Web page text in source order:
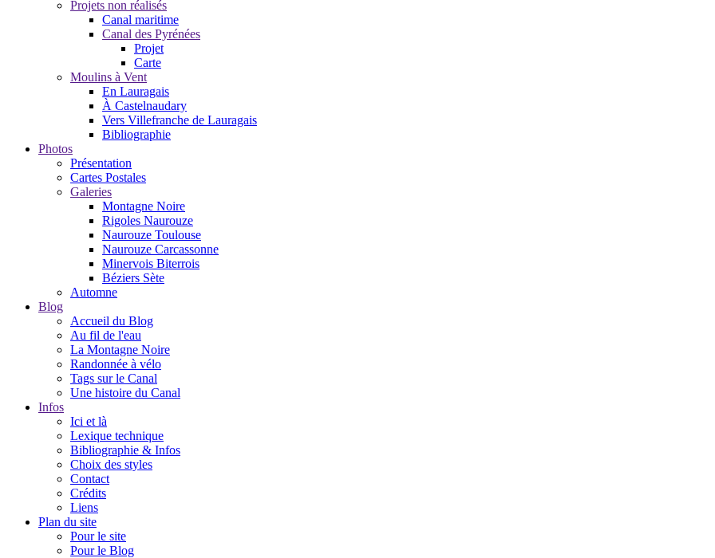
Projets non réalisés
Canal maritime
Canal des Pyrénées
Projet
Carte
Moulins à Vent
En Lauragais
À Castelnaudary
Vers Villefranche de Lauragais
Bibliographie
Photos
Présentation
Cartes Postales
Galeries
Montagne Noire
Rigoles Naurouze
Naurouze Toulouse
Naurouze Carcassonne
Minervois Biterrois
Béziers Sète
Automne
Blog
Accueil du Blog
Au fil de l'eau
La Montagne Noire
Randonnée à vélo
Tags sur le Canal
Une histoire du Canal
Infos
Ici et là
Lexique technique
Bibliographie & Infos
Choix des styles
Contact
Crédits
Liens
Plan du site
Pour le site
Pour le Blog